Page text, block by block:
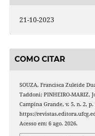
21-10-2023
COMO CITAR
SOUZA, Francisca Zuleide
Taddoni; PINHEIRO-MARIZ,
Campina Grande, v. 5, n. 2,
https://
Acesso em: 6 ago. 2026.